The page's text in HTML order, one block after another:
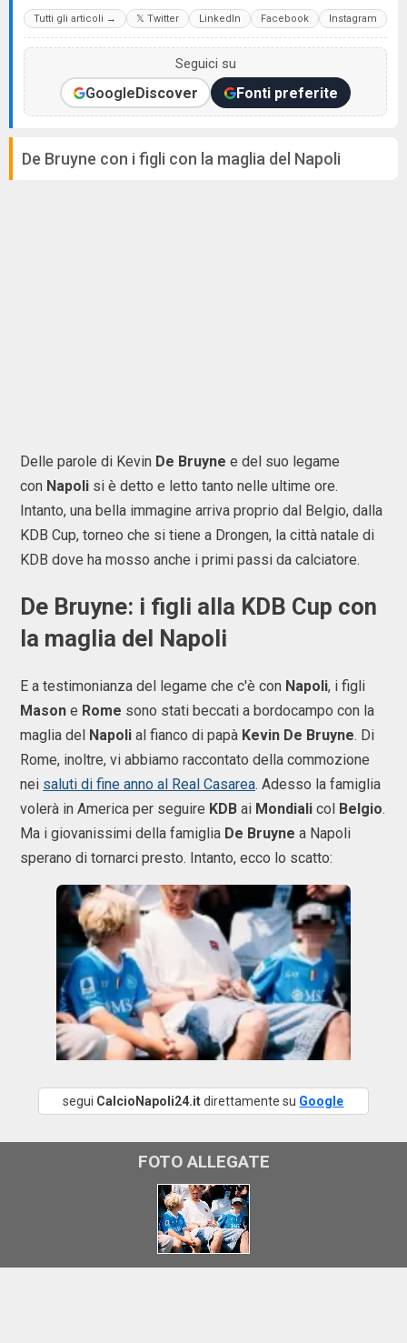
Tutti gli articoli → 𝕏 Twitter LinkedIn Facebook Instagram
Seguici su
GoogleDiscover Fonti preferite
De Bruyne con i figli con la maglia del Napoli
Delle parole di Kevin De Bruyne e del suo legame
con Napoli si è detto e letto tanto nelle ultime ore.
Intanto, una bella immagine arriva proprio dal Belgio, dalla
KDB Cup, torneo che si tiene a Drongen, la città natale di
KDB dove ha mosso anche i primi passi da calciatore.
De Bruyne: i figli alla KDB Cup con
la maglia del Napoli
E a testimonianza del legame che c'è con Napoli, i figli
Mason e Rome sono stati beccati a bordocampo con la
maglia del
Napoli al fianco di papà Kevin De Bruyne. Di
Rome, inoltre, vi abbiamo raccontato della commozione
nei saluti di fine anno al Real Casarea. Adesso la famiglia
volerà in America per seguire KDB ai Mondiali col Belgio.
Ma i giovanissimi della famiglia De Bruyne a Napoli
sperano di tornarci presto. Intanto, ecco lo scatto:
segui CalcioNapoli24.itdirettamente su Google
FOTO ALLEGATE